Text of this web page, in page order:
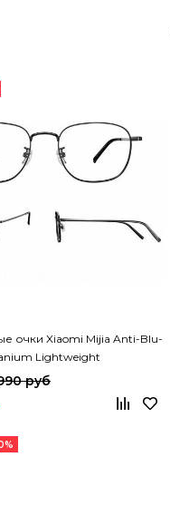
очки Xiaomi Mijia Anti-Blu-
Lightweight
руб